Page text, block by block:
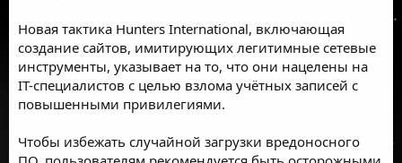
Новая тактика Hunters International, включающая
создание сайтов, имитирующих легитимные сетевые
инструменты, указывает на то, что они нацелены на
IT-специалистов с целью взлома учётных записей с
повышенными привилегиями.
Чтобы избежать случайной загрузки вредоносного